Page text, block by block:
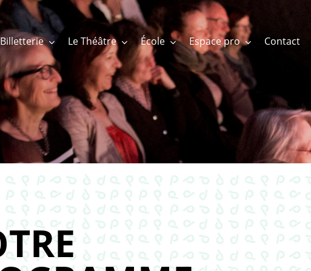
Billetterie Le Théâtre École Espace pro Contact